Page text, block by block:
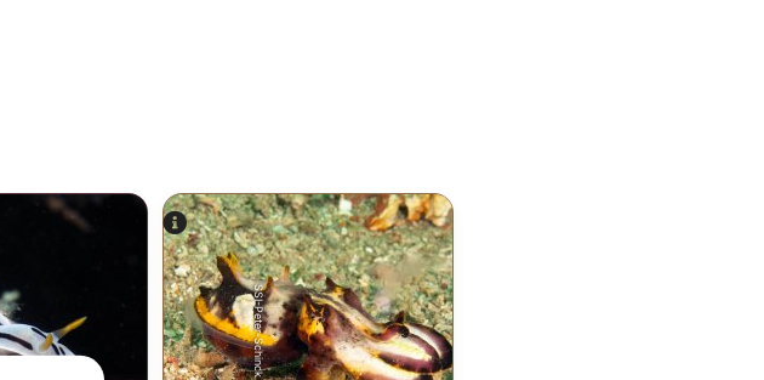
SSI-Peter-Schinck